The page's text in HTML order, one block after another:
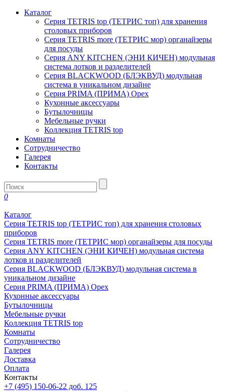
Каталог
Серия TETRIS top (ТЕТРИС топ) для хранения
столовых приборов
Серия TETRIS more (ТЕТРИС мор) органайзеры
для посуды
Серия ANY KITCHEN (ЭНИ КИЧЕН) модульная
система лотков и разделителей
Серия BLACKWOOD (БЛЭКВУД) модульная
система в уникальном дизайне
Серия PRIMA (ПРИМА) Орех
Кухонные аксессуары
Бутылочницы
Мебельные ручки
Коллекция TETRIS top
Комнаты
Сотрудничество
Галерея
Контакты
0
Каталог
Серия TETRIS top (ТЕТРИС топ) для хранения столовых
приборов
Серия TETRIS more (ТЕТРИС мор) органайзеры для посуды
Серия ANY KITCHEN (ЭНИ КИЧЕН) модульная система
лотков и разделителей
Серия BLACKWOOD (БЛЭКВУД) модульная система в
уникальном дизайне
Серия PRIMA (ПРИМА) Орех
Кухонные аксессуары
Бутылочницы
Мебельные ручки
Коллекция TETRIS top
Комнаты
Сотрудничество
Галерея
Доставка
Оплата
Контакты
+7 (495) 150-06-22 доб. 125